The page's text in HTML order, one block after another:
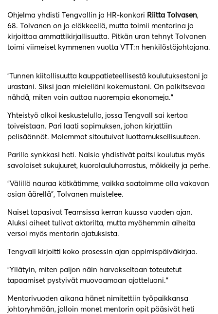
Ohjelma yhdisti Tengvallin ja HR-konkari Riitta Tolvasen,
68. Tolvanen on jo eläkkeellä, mutta toimii mentorina ja
kirjoittaa ammattikirjallisuutta. Pitkän uran tehnyt Tolvanen
toimi viimeiset kymmenen vuotta VTT:n henkilöstöjohtajana.
”Tunnen kiitollisuutta kauppatieteellisestä koulutuksestani ja
urastani. Siksi jaan mielelläni kokemustani. On palkitsevaa
nähdä, miten voin auttaa nuorempia ekonomeja.”
Yhteistyö alkoi keskustelulla, jossa Tengvall sai kertoa
toiveistaan. Pari laati sopimuksen, johon kirjattiin
pelisäännöt. Molemmat sitoutuivat luottamuksellisuuteen.
Parilla synkkasi heti. Naisia yhdistivät paitsi koulutus myös
savolaiset sukujuuret, kuorolauluharrastus, mökkeily ja perhe.
”Välillä nauraa kätkätimme, vaikka saatoimme olla vakavan
asian äärellä”, Tolvanen muistelee.
Naiset tapasivat Teamsissa kerran kuussa vuoden ajan.
Aluksi aiheet tulivat aktorilta, mutta myöhemmin aiheita
versoi myös mentorin ajatuksista.
Tengvall kirjoitti koko prosessin ajan oppimispäiväkirjaa.
”Yllätyin, miten paljon näin harvakseltaan toteutetut
tapaamiset pystyivät muovaamaan ajatteluani.”
Mentorivuoden aikana hänet nimitettiin työpaikkansa
johtoryhmään, jolloin monet mentorin opit pääsivät heti